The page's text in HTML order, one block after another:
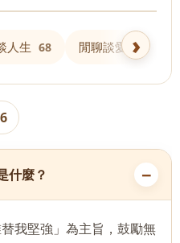
人生 68 閒聊談愛情 61
6
什麼？
我堅強」為主旨，鼓勵無